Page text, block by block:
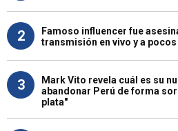
2
Famoso influencer fue
transmisión en vivo y a
3
Mark Vito revela cuál es su
abandonar Perú de forma
plata"